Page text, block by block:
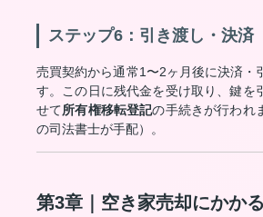
ステップ6：引き渡し・決済
売買契約から通常1〜2ヶ月後に決済・
す。この日に残代金を受け取り、鍵を
せて所有権移転登記の手続きが行われ
の司法書士が手配）。
第3章｜空き家売却にかか